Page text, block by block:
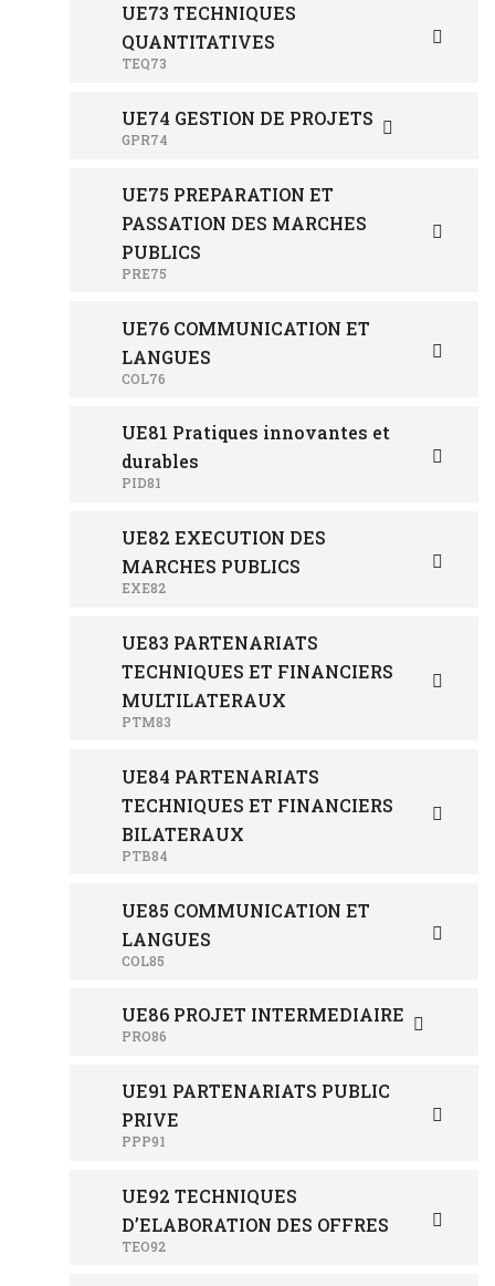
UE73 TECHNIQUES
QUANTITATIVES
TEQ73
UE74 GESTION DE PROJETS
GPR74
UE75 PREPARATION ET
PASSATION DES MARCHES
PUBLICS
PRE75
UE76 COMMUNICATION ET
LANGUES
COL76
UE81 Pratiques innovantes et
durables
PID81
UE82 EXECUTION DES
MARCHES PUBLICS
EXE82
UE83 PARTENARIATS
TECHNIQUES ET FINANCIERS
MULTILATERAUX
PTM83
UE84 PARTENARIATS
TECHNIQUES ET FINANCIERS
BILATERAUX
PTB84
UE85 COMMUNICATION ET
LANGUES
COL85
UE86 PROJET INTERMEDIAIRE
PRO86
UE91 PARTENARIATS PUBLIC
PRIVE
PPP91
UE92 TECHNIQUES
D’ELABORATION DES OFFRES
TEO92